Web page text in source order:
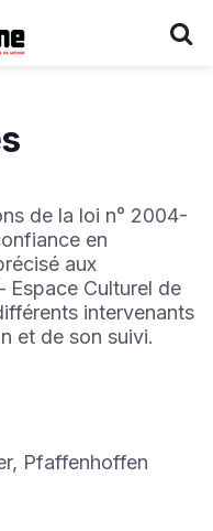
de la loi n° 2004-
en
aux
Espace Culturel de
intervenants
et de son suivi.
Pfaffenhoffen